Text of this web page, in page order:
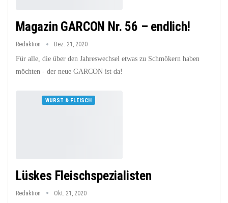
Magazin GARCON Nr. 56 – endlich!
Redaktion Dez. 21, 2020
Für alle, die über den Jahreswechsel etwas zu Schmökern haben
möchten - der neue GARCON ist da!
WURST & FLEISCH
Lüskes Fleischspezialisten
Redaktion Okt. 21, 2020